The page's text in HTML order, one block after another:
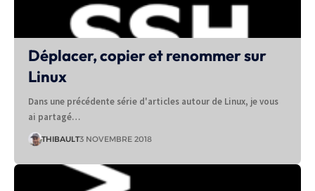
Déplacer, copier et renommer sur
Linux
Dans une précédente série d'articles autour de Linux, je vous
ai partagé…
THIBAULT3 NOVEMBRE 2018